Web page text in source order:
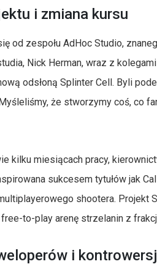
i zmiana kursu
od zespołu AdHoc Studio,
Nick Herman, wraz z
odsłoną Splinter Cell. Byli
że stworzymy coś, co
kilku miesiącach pracy,
sukcesem tytułów jak
shootera. Projekt
to-play arenę strzelanin z
i